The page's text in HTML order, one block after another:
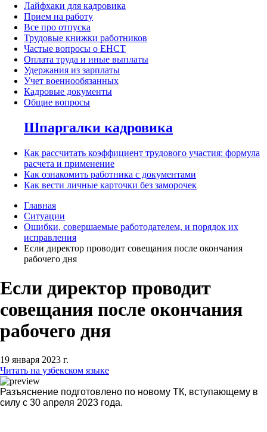
Лайфхаки для кадровика
Прием на работу
Все про отпуска
Трудовые книжки работников
Частые вопросы о ЕНСТ
Оплата труда и иные выплаты
Удержания из зарплаты
Учет военнообязанных
Кадровые документы
Общие вопросы
Шпаргалки кадровика
Как рассчитать коэффициент трудового участия: формула
расчета и применение
Как ознакомить работника с документами
Как вести личные карточки без заморочек
Главная
Ситуации
Ошибки, совершаемые работодателем, и порядок их
исправления
Если директор проводит совещания после окончания
рабочего дня
Если директор проводит
совещания после окончания
рабочего дня
19 января 2023 г.
Читать на узбекском языке
Разъяснение подготовлено по новому ТК, вступающему в
силу с 30 апреля 2023 года.